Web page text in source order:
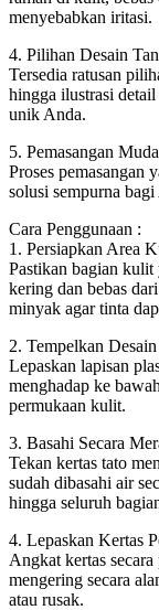
menyebabkan iritasi.
4. Pilihan Desain
Tersedia ratusan
hingga ilustrasi
unik Anda.
5. Pemasangan
Proses pemasangan
solusi sempurna
Cara Penggunaan :
1. Persiapkan Area
Pastikan bagian kulit
kering dan bebas
minyak agar tinta
2. Tempelkan Desain
Lepaskan lapisan
menghadap ke
permukaan kulit.
3. Basahi Secara
Tekan kertas tato
sudah dibasahi air
hingga seluruh
4. Lepaskan Kertas
Angkat kertas
mengering secara
atau rusak.